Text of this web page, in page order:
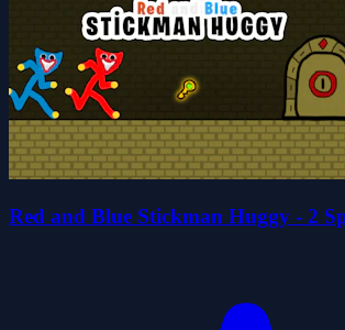
Red and Blue Stickman Huggy - 2